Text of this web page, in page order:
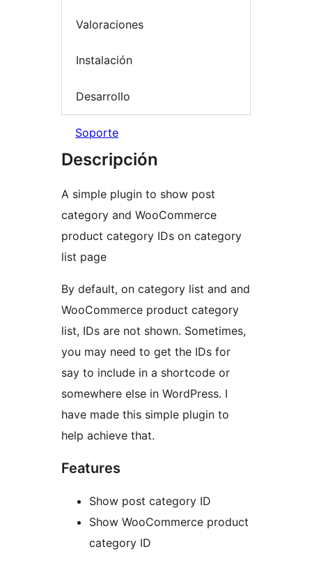
Valoraciones
Instalación
Desarrollo
Soporte
Descripción
A simple plugin to show post
category and WooCommerce
product category IDs on category
list page
By default, on category list and and
WooCommerce product category
list, IDs are not shown. Sometimes,
you may need to get the IDs for
say to include in a shortcode or
somewhere else in WordPress. I
have made this simple plugin to
help achieve that.
Features
Show post category ID
Show WooCommerce product
category ID